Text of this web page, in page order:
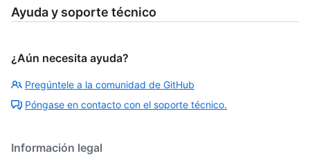
Ayuda y soporte técnico
¿Aún necesita ayuda?
Pregúntele a la comunidad de GitHub
Póngase en contacto con el soporte técnico.
Información legal